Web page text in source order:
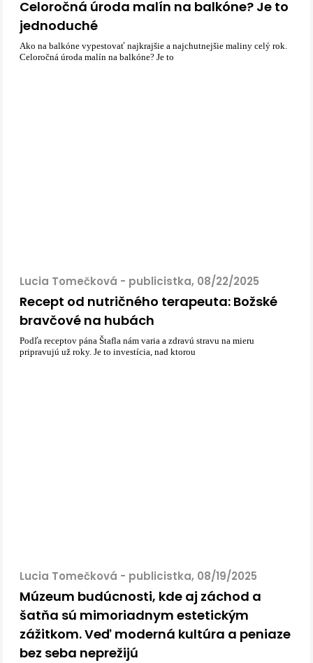
Celoročná úroda malín na balkóne? Je to
jednoduché
Ako na balkóne vypestovať najkrajšie a najchutnejšie maliny celý rok.
Celoročná úroda malín na balkóne? Je to
Lucia Tomečková - publicistka, 08/22/2025
Recept od nutričného terapeuta: Božské
bravčové na hubách
Podľa receptov pána Štafla nám varia a zdravú stravu na mieru
pripravujú už roky. Je to investícia, nad ktorou
Lucia Tomečková - publicistka, 08/19/2025
Múzeum budúcnosti, kde aj záchod a
šatňa sú mimoriadnym estetickým
zážitkom. Veď moderná kultúra a peniaze
bez seba neprežijú